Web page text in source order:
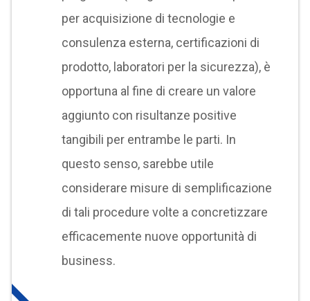
per acquisizione di tecnologie e
consulenza esterna, certificazioni di
prodotto, laboratori per la sicurezza), è
opportuna al fine di creare un valore
aggiunto con risultanze positive
tangibili per entrambe le parti. In
questo senso, sarebbe utile
considerare misure di semplificazione
di tali procedure volte a concretizzare
efficacemente nuove opportunità di
business.